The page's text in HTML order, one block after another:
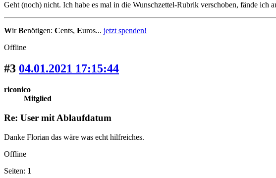
Geht (noch) nicht. Ich habe es mal in die Wunschzettel-Rubrik verschoben, fände ich
WirBenötigen: Cents, Euros... jetzt spenden!
Offline
#3 04.01.2021 17:15:44
riconico
Mitglied
Re: User mit Ablaufdatum
Danke Florian das wäre was echt hilfreiches.
Offline
Seiten: 1